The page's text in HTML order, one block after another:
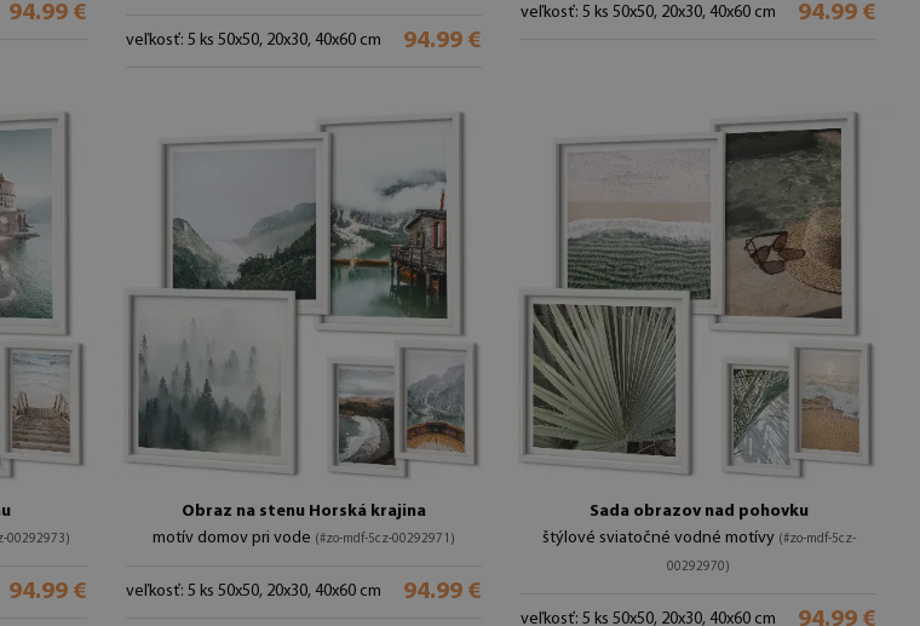
94.99 €
veľkosť: 5 ks 50x50, 20x30, 40x60 cm 94.99 €
veľkosť: 5 ks 50x50, 20x30, 40x60 cm 94.99 €
00292973)
94.99 €
Obraz na stenu Horská krajina
motív domov pri vode (#zo-mdf-5cz-00292971)
veľkosť: 5 ks 50x50, 20x30, 40x60 cm 94.99 €
Sada obrazov nad pohovku
štýlové sviatočné vodné motívy (#zo-mdf-5cz-
00292970)
veľkosť: 5 ks 50x50, 20x30, 40x60 cm 94.99 €